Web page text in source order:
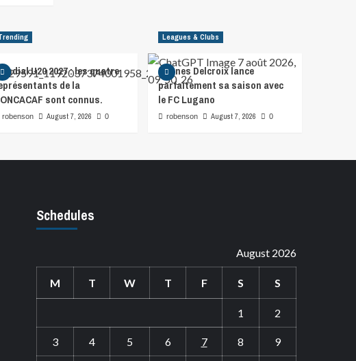
U20 2027 : les quatre
de la
sont connus.
robenson August 7, 2026 0
Leagues & Clubs
Hannes Delcroix lance
parfaitement sa saison avec
le FC Lugano
robenson August 7, 2026 0
Schedules
August 2026
M T W T F S S
1 2
3 4 5 6 7 8 9